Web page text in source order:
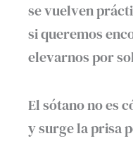
se vuelven
si queremos
elevarnos por
El sótano no es
y surge la prisa